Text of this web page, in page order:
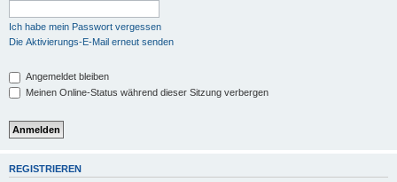
Ich habe mein Passwort vergessen
Die Aktivierungs-E-Mail erneut senden
Angemeldet bleiben
Meinen Online-Status während dieser Sitzung verbergen
REGISTRIEREN